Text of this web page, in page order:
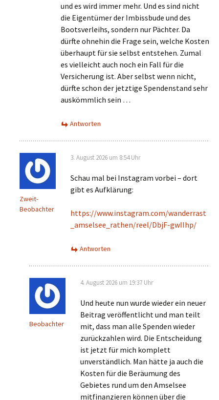
und es wird immer mehr. Und es sind nicht
die Eigentümer der Imbissbude und des
Bootsverleihs, sondern nur Pächter. Da
dürfte ohnehin die Frage sein, welche Kosten
überhaupt für sie selbst entstehen. Zumal
es vielleicht auch noch ein Fall für die
Versicherung ist. Aber selbst wenn nicht,
dürfte schon der jetztige Spendenstand sehr
auskömmlich sein …
Antworten
Zweit-
Beobachter
3. August 2026 um 8:54 Uhr
Schau mal bei Instagram vorbei – dort
gibt es Aufklärung:
https://www.instagram.com/wanderrast
_amselsee_rathen/reel/DbjF-gwIIhp/
Antworten
Beobachter
4. August 2026 um 19:37 Uhr
Und heute nun wurde wieder ein neuer
Beitrag veröffentlicht und man teilt
mit, dass man alle Spenden wieder
zurückzahlen wird. Die Entscheidung
ist jetzt für mich komplett
unverständlich. Man hätte ja auch die
Kosten für die Beräumung des
Gebietes rund um den Amselsee
mitfinanzieren können über die